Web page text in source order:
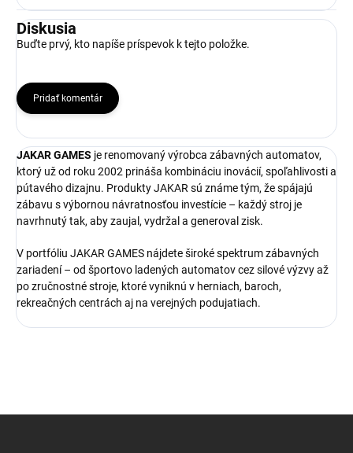
Diskusia
Buďte prvý, kto napíše príspevok k tejto položke.
Pridať komentár
JAKAR GAMES je renomovaný výrobca zábavných automatov,
ktorý už od roku 2002 prináša kombináciu inovácií, spoľahlivosti a
pútavého dizajnu. Produkty JAKAR sú známe tým, že spájajú
zábavu s výbornou návratnosťou investície – každý stroj je
navrhnutý tak, aby zaujal, vydržal a generoval zisk.
V portfóliu JAKAR GAMES nájdete široké spektrum zábavných
zariadení – od športovo ladených automatov cez silové výzvy až
po zručnostné stroje, ktoré vyniknú v herniach, baroch,
rekreačných centrách aj na verejných podujatiach.